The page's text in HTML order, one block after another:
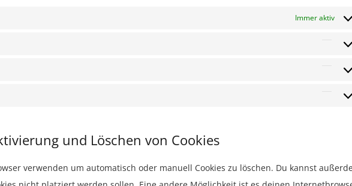
Immer aktiv
und Löschen von Cookies
verwenden um automatisch oder manuell Cookies zu löschen. Du kannst